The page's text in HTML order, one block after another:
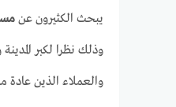
يبحث الكثيرون عن
وذلك نظرا لكبر
والعملاء الذين عادة